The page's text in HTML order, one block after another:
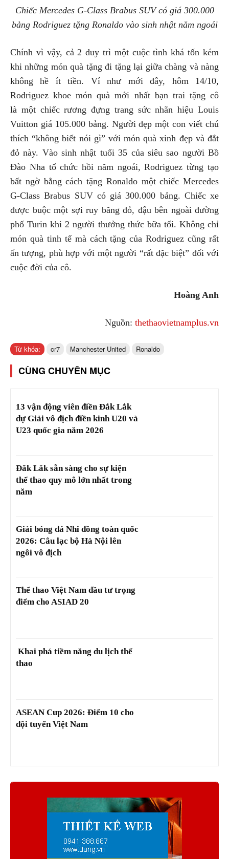
Chiếc Mercedes G-Class Brabus SUV có giá 300.000
bảng Rodriguez tặng Ronaldo vào sinh nhật năm ngoái
Chính vì vậy, cả 2 duy trì một cuộc tình khá tốn kém
khi những món quà tặng đi tặng lại giữa chàng và nàng
không hề ít tiền. Ví như mới đây, hôm 14/10,
Rodriguez khoe món quà mới nhất bạn trai tặng cô
là một chiếc rương đựng trang sức nhãn hiệu Louis
Vuitton giá 105.000 bảng. Người đẹp một con viết chú
thích “không biết nói gì” với món quà xinh đẹp và đắt
đỏ này. Vào sinh nhật tuổi 35 của siêu sao người Bồ
Đào Nha tổ chức hồi năm ngoái, Rodriguez từng tạo
bất ngờ bằng cách tặng Ronaldo một chiếc Mercedes
G-Class Brabus SUV có giá 300.000 bảng. Chiếc xe
được buộc một sợi ruy băng đỏ, đậu bên ngoài đường
phố Turin khi 2 người thưởng thức bữa tối. Không chỉ
món quà tinh tế mà cách tặng của Rodriguez cũng rất
ấn tượng, phù hợp với một người “rất đặc biệt” đối với
cuộc đời của cô.
Hoàng Anh
Nguồn: thethaovietnamplus.vn
Từ khóa: cr7 Manchester United Ronaldo
CÙNG CHUYÊN MỤC
13 vận động viên điền Đắk Lắk
dự Giải vô địch điền kinh U20 và
U23 quốc gia năm 2026
Đắk Lắk sẵn sàng cho sự kiện
thể thao quy mô lớn nhất trong
năm
Giải bóng đá Nhi đồng toàn quốc
2026: Câu lạc bộ Hà Nội lên
ngôi vô địch
Thể thao Việt Nam đầu tư trọng
điểm cho ASIAD 20
Khai phá tiềm năng du lịch thể
thao
ASEAN Cup 2026: Điểm 10 cho
đội tuyển Việt Nam